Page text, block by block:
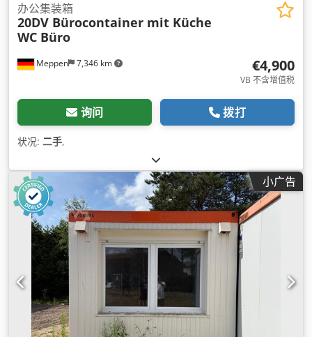
Meppen 7,346 km
办公集装箱
20DV Bürocontainer mit Küche
WC Büro
€4,900
VB 不含增值税
询问 拨打
状况: 二手,
小广告